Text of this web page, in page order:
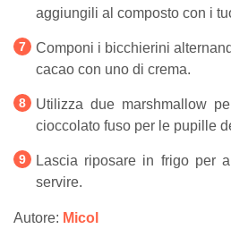
aggiungili al composto con i
Componi i bicchierini
cacao con uno di crema.
Utilizza due marshmallow
cioccolato fuso per le pupille
Lascia riposare in frigo per
servire.
Autore: Micol